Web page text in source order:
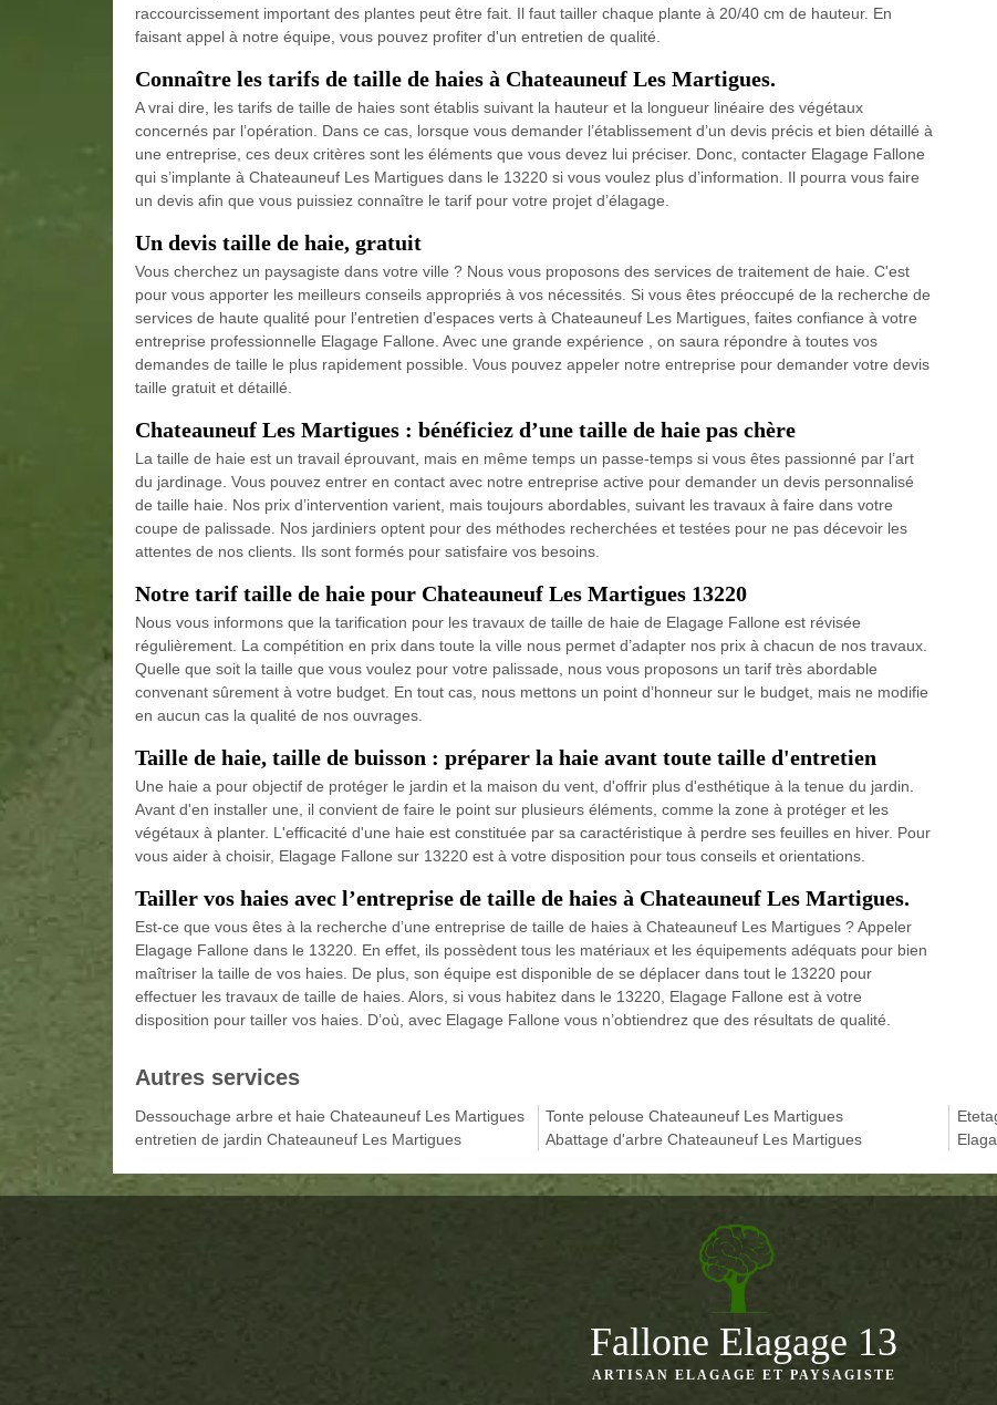
raccourcissement important des plantes peut être fait. Il faut tailler chaque plante à 20/40 cm de hauteur. En
faisant appel à notre équipe, vous pouvez profiter d'un entretien de qualité.
Connaître les tarifs de taille de haies à Chateauneuf Les Martigues.
A vrai dire, les tarifs de taille de haies sont établis suivant la hauteur et la longueur linéaire des végétaux
concernés par l’opération. Dans ce cas, lorsque vous demander l’établissement d’un devis précis et bien détaillé à
une entreprise, ces deux critères sont les éléments que vous devez lui préciser. Donc, contacter Elagage Fallone
qui s’implante à Chateauneuf Les Martigues dans le 13220 si vous voulez plus d’information. Il pourra vous faire
un devis afin que vous puissiez connaître le tarif pour votre projet d’élagage.
Un devis taille de haie, gratuit
Vous cherchez un paysagiste dans votre ville ? Nous vous proposons des services de traitement de haie. C'est
pour vous apporter les meilleurs conseils appropriés à vos nécessités. Si vous êtes préoccupé de la recherche de
services de haute qualité pour l'entretien d'espaces verts à Chateauneuf Les Martigues, faites confiance à votre
entreprise professionnelle Elagage Fallone. Avec une grande expérience , on saura répondre à toutes vos
demandes de taille le plus rapidement possible. Vous pouvez appeler notre entreprise pour demander votre devis
taille gratuit et détaillé.
Chateauneuf Les Martigues : bénéficiez d’une taille de haie pas chère
La taille de haie est un travail éprouvant, mais en même temps un passe-temps si vous êtes passionné par l’art
du jardinage. Vous pouvez entrer en contact avec notre entreprise active pour demander un devis personnalisé
de taille haie. Nos prix d’intervention varient, mais toujours abordables, suivant les travaux à faire dans votre
coupe de palissade. Nos jardiniers optent pour des méthodes recherchées et testées pour ne pas décevoir les
attentes de nos clients. Ils sont formés pour satisfaire vos besoins.
Notre tarif taille de haie pour Chateauneuf Les Martigues 13220
Nous vous informons que la tarification pour les travaux de taille de haie de Elagage Fallone est révisée
régulièrement. La compétition en prix dans toute la ville nous permet d’adapter nos prix à chacun de nos travaux.
Quelle que soit la taille que vous voulez pour votre palissade, nous vous proposons un tarif très abordable
convenant sûrement à votre budget. En tout cas, nous mettons un point d’honneur sur le budget, mais ne modifie
en aucun cas la qualité de nos ouvrages.
Taille de haie, taille de buisson : préparer la haie avant toute taille d'entretien
Une haie a pour objectif de protéger le jardin et la maison du vent, d'offrir plus d'esthétique à la tenue du jardin.
Avant d'en installer une, il convient de faire le point sur plusieurs éléments, comme la zone à protéger et les
végétaux à planter. L'efficacité d'une haie est constituée par sa caractéristique à perdre ses feuilles en hiver. Pour
vous aider à choisir, Elagage Fallone sur 13220 est à votre disposition pour tous conseils et orientations.
Tailler vos haies avec l’entreprise de taille de haies à Chateauneuf Les Martigues.
Est-ce que vous êtes à la recherche d’une entreprise de taille de haies à Chateauneuf Les Martigues ? Appeler
Elagage Fallone dans le 13220. En effet, ils possèdent tous les matériaux et les équipements adéquats pour bien
maîtriser la taille de vos haies. De plus, son équipe est disponible de se déplacer dans tout le 13220 pour
effectuer les travaux de taille de haies. Alors, si vous habitez dans le 13220, Elagage Fallone est à votre
disposition pour tailler vos haies. D’où, avec Elagage Fallone vous n’obtiendrez que des résultats de qualité.
Autres services
Dessouchage arbre et haie Chateauneuf Les Martigues
entretien de jardin Chateauneuf Les Martigues
Tonte pelouse Chateauneuf Les Martigues
Abattage d'arbre Chateauneuf Les Martigues
Fallone Elagage 13
ARTISAN ELAGAGE ET PAYSAGISTE